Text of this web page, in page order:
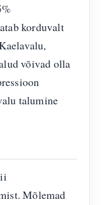
korduvalt
võivad olla
talumine
Mõlemad